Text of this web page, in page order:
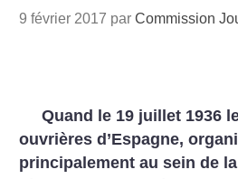
9 février 2017 parCommission
Quand le 19 juillet 1936
ouvrières d’Espagne,
principalement au sein de la